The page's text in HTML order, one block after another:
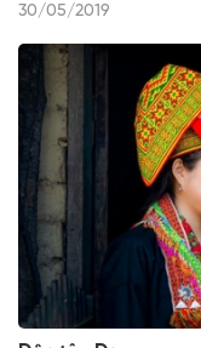
30/05/2019